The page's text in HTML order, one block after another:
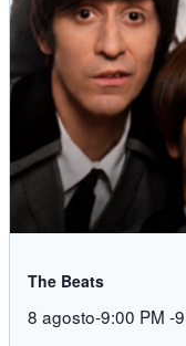
The Beats
8 agosto-9:00 PM -